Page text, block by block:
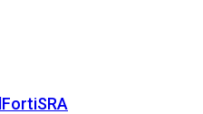
FortiSRA